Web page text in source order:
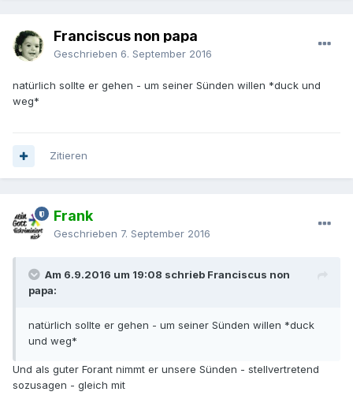
Franciscus non papa
Geschrieben 6. September 2016
natürlich sollte er gehen - um seiner Sünden willen *duck und
weg*
Zitieren
Frank
Geschrieben 7. September 2016
Am 6.9.2016 um 19:08 schrieb Franciscus non
papa:
natürlich sollte er gehen - um seiner Sünden willen *duck
und weg*
Und als guter Forant nimmt er unsere Sünden - stellvertretend
sozusagen - gleich mit